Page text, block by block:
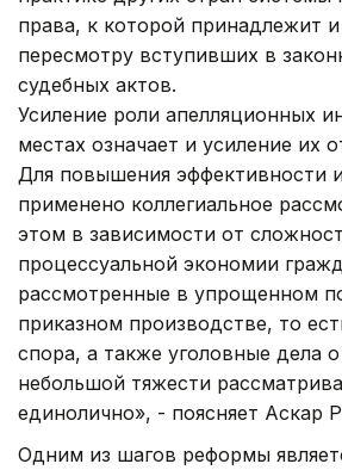
права, к которой принадлежит
пересмотру вступивших в
судебных актов.
Усиление роли апелляционных
местах означает и усиление их
Для повышения эффективности
применено коллегиальное
этом в зависимости от
процессуальной экономии
рассмотренные в упрощенном
приказном производстве, то
спора, а также уголовные дела
небольшой тяжести
единолично», - поясняет Аскар
Одним из шагов реформы